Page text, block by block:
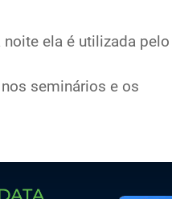
ela é utilizada pelo
seminários e os